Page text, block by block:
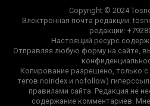
Copyright © 2024
Электронная почта редакции:
редакции:
Настоящий ресурс
Отправляя любую форму на сайте,
Копирование разрешено, только с
тегов noindex и nofollow)
правилами сайта. Редакция не
содержание комментариев.